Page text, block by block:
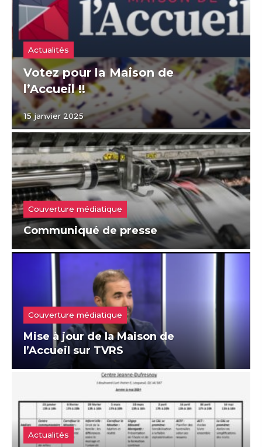
Actualités
Votez pour la Maison de
l’Accueil !!
15 janvier 2025
Couverture médiatique
Communiqué de presse
Couverture médiatique
Mise à jour de la Maison de
l’Accueil sur TVRS
Actualités